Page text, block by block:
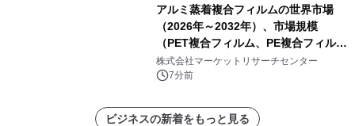
アルミ蒸着複合フィルムの世界市場
（2026年～2032年）、市場規模
（PET複合フィルム、PE複合フィル
ム、CPP複合フィルム、その他）・分
析レポートを発表
株式会社マーケットリサーチセンター
7分前
ビジネスの新着をもっと見る